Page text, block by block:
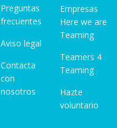
Preguntas
frecuentes
Aviso legal
Contacta
con
nosotros
Empresas
Here we are
Teaming
Teamers 4
Teaming
Hazte
voluntario